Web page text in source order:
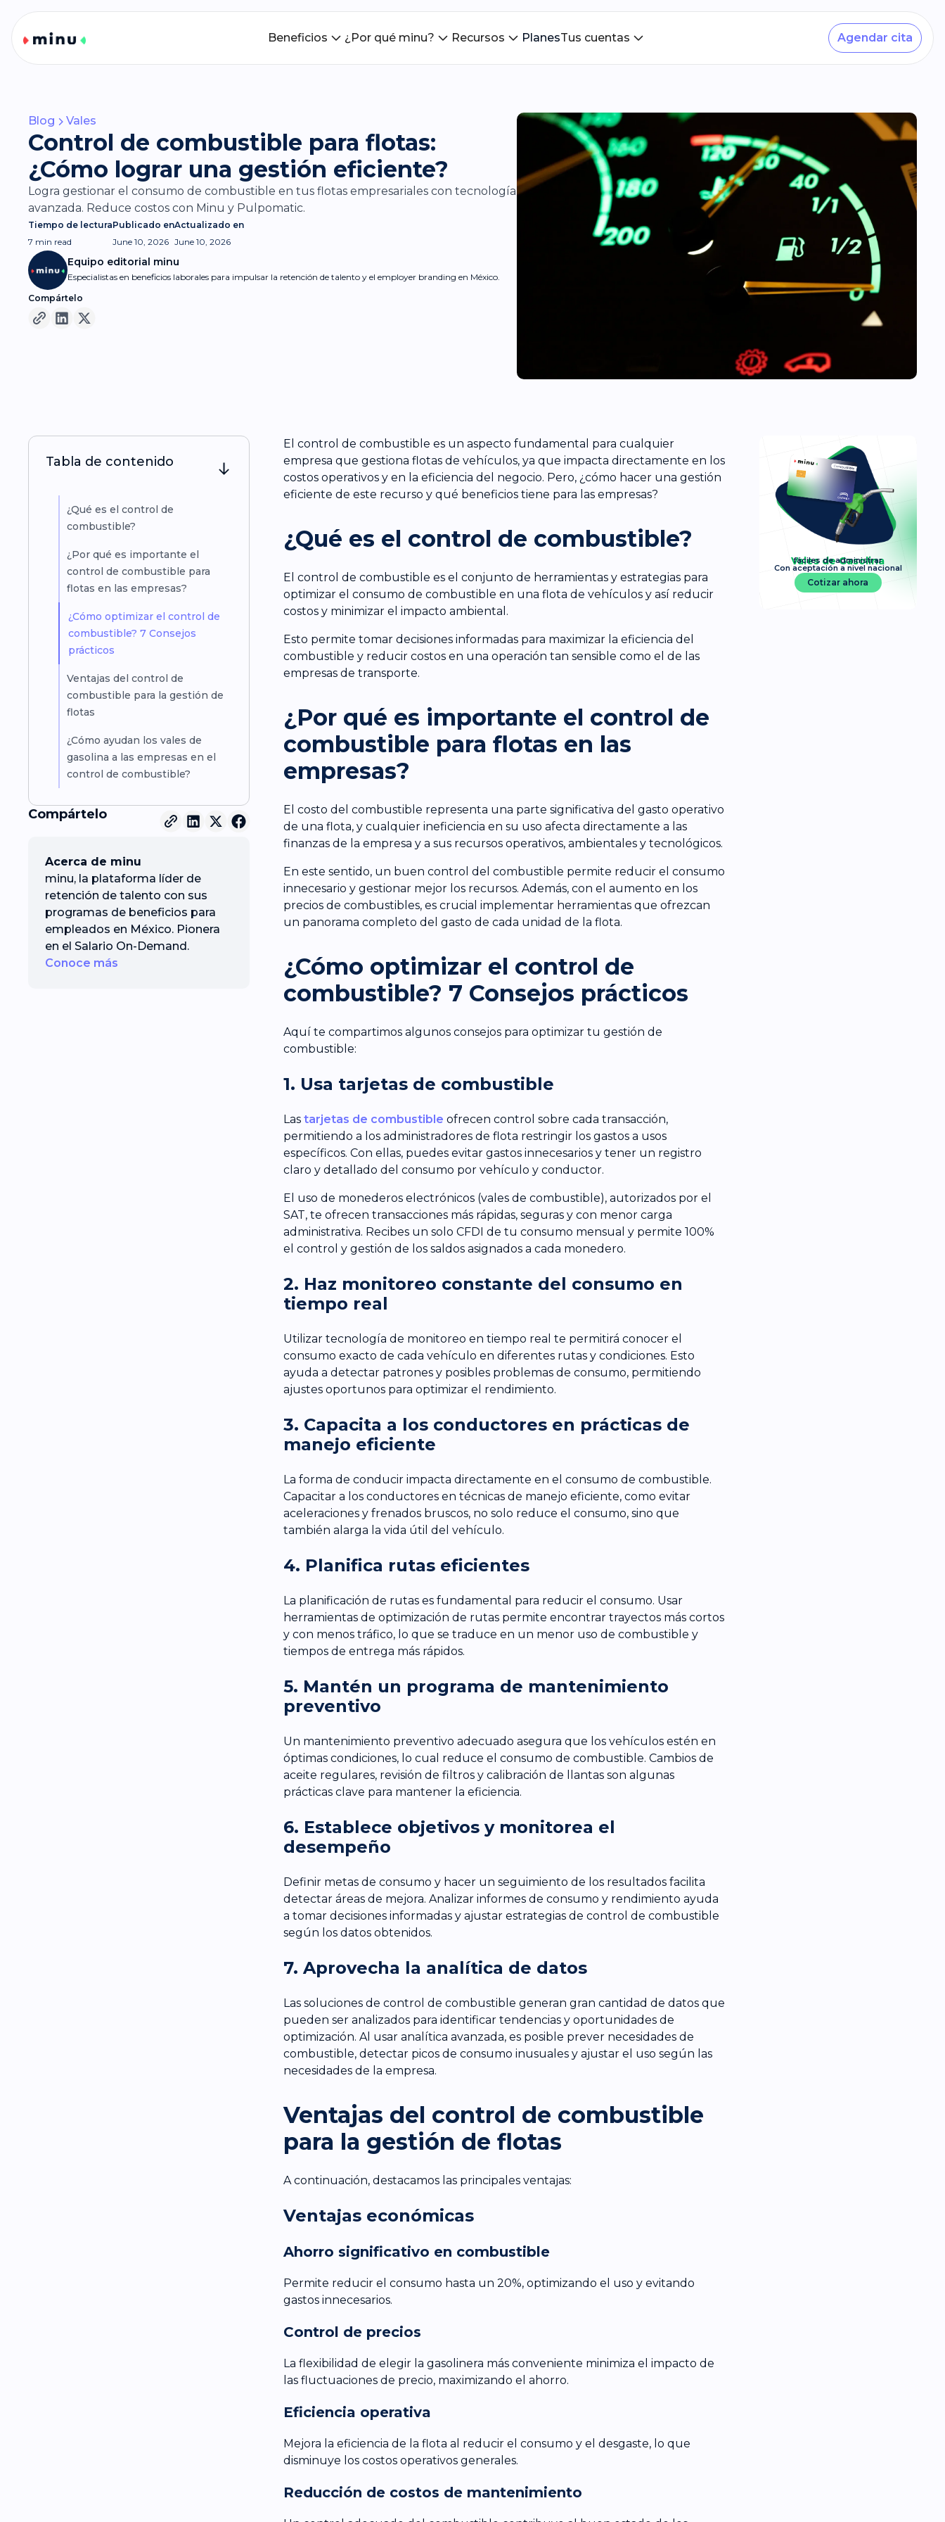
Beneficios ¿Por qué minu? Recursos PlanesTus cuentas Agendar cita
Blog Vales
Control de combustible para flotas:
¿Cómo lograr una gestión eficiente?
Logra gestionar el consumo de combustible en tus flotas empresariales con tecnología
avanzada. Reduce costos con Minu y Pulpomatic.
Tiempo de lectura
7 min read
Publicado en
June 10, 2026
Actualizado en
June 10, 2026
Equipo editorial minu
Especialistas en beneficios laborales para impulsar la retención de talento y el employer branding en México.
Compártelo
Tabla de contenido
¿Qué es el control de
combustible?
¿Por qué es importante el
control de combustible para
flotas en las empresas?
¿Cómo optimizar el control de
combustible? 7 Consejos
prácticos
Ventajas del control de
combustible para la gestión de
flotas
¿Cómo ayudan los vales de
gasolina a las empresas en el
control de combustible?
Compártelo
Acerca de minu
minu, la plataforma líder de
retención de talento con sus
programas de beneficios para
empleados en México. Pionera
en el Salario On-Demand.
Conoce más
El control de combustible es un aspecto fundamental para cualquier
empresa que gestiona flotas de vehículos, ya que impacta directamente en los
costos operativos y en la eficiencia del negocio. Pero, ¿cómo hacer una gestión
eficiente de este recurso y qué beneficios tiene para las empresas?
¿Qué es el control de combustible?
El control de combustible es el conjunto de herramientas y estrategias para
optimizar el consumo de combustible en una flota de vehículos y así reducir
costos y minimizar el impacto ambiental.
Esto permite tomar decisiones informadas para maximizar la eficiencia del
combustible y reducir costos en una operación tan sensible como el de las
empresas de transporte.
¿Por qué es importante el control de
combustible para flotas en las
empresas?
El costo del combustible representa una parte significativa del gasto operativo
de una flota, y cualquier ineficiencia en su uso afecta directamente a las
finanzas de la empresa y a sus recursos operativos, ambientales y tecnológicos.
En este sentido, un buen control del combustible permite reducir el consumo
innecesario y gestionar mejor los recursos. Además, con el aumento en los
precios de combustibles, es crucial implementar herramientas que ofrezcan
un panorama completo del gasto de cada unidad de la flota​.
¿Cómo optimizar el control de
combustible? 7 Consejos prácticos
Aquí te compartimos algunos consejos para optimizar tu gestión de
combustible:
1. Usa tarjetas de combustible
Las tarjetas de combustible ofrecen control sobre cada transacción,
permitiendo a los administradores de flota restringir los gastos a usos
específicos. Con ellas, puedes evitar gastos innecesarios y tener un registro
claro y detallado del consumo por vehículo y conductor.
El uso de monederos electrónicos (vales de combustible), autorizados por el
SAT, te ofrecen transacciones más rápidas, seguras y con menor carga
administrativa. Recibes un solo CFDI de tu consumo mensual y permite 100%
el control y gestión de los saldos asignados a cada monedero.
2. Haz monitoreo constante del consumo en
tiempo real
Utilizar tecnología de monitoreo en tiempo real te permitirá conocer el
consumo exacto de cada vehículo en diferentes rutas y condiciones. Esto
ayuda a detectar patrones y posibles problemas de consumo, permitiendo
ajustes oportunos para optimizar el rendimiento.
3. Capacita a los conductores en prácticas de
manejo eficiente
La forma de conducir impacta directamente en el consumo de combustible.
Capacitar a los conductores en técnicas de manejo eficiente, como evitar
aceleraciones y frenados bruscos, no solo reduce el consumo, sino que
también alarga la vida útil del vehículo.
4. Planifica rutas eficientes
La planificación de rutas es fundamental para reducir el consumo. Usar
herramientas de optimización de rutas permite encontrar trayectos más cortos
y con menos tráfico, lo que se traduce en un menor uso de combustible y
tiempos de entrega más rápidos.
5. Mantén un programa de mantenimiento
preventivo
Un mantenimiento preventivo adecuado asegura que los vehículos estén en
óptimas condiciones, lo cual reduce el consumo de combustible. Cambios de
aceite regulares, revisión de filtros y calibración de llantas son algunas
prácticas clave para mantener la eficiencia.
6. Establece objetivos y monitorea el
desempeño
Definir metas de consumo y hacer un seguimiento de los resultados facilita
detectar áreas de mejora. Analizar informes de consumo y rendimiento ayuda
a tomar decisiones informadas y ajustar estrategias de control de combustible
según los datos obtenidos.
7. Aprovecha la analítica de datos
Las soluciones de control de combustible generan gran cantidad de datos que
pueden ser analizados para identificar tendencias y oportunidades de
optimización. Al usar analítica avanzada, es posible prever necesidades de
combustible, detectar picos de consumo inusuales y ajustar el uso según las
necesidades de la empresa.
Ventajas del control de combustible
para la gestión de flotas
A continuación, destacamos las principales ventajas:
Ventajas económicas
Ahorro significativo en combustible
Permite reducir el consumo hasta un 20%, optimizando el uso y evitando
gastos innecesarios.
Control de precios
La flexibilidad de elegir la gasolinera más conveniente minimiza el impacto de
las fluctuaciones de precio, maximizando el ahorro.
Eficiencia operativa
Mejora la eficiencia de la flota al reducir el consumo y el desgaste, lo que
disminuye los costos operativos generales.
Reducción de costos de mantenimiento
Vales de Gasolina
fáciles de administrar
Con aceptación a nivel nacional
Cotizar ahora